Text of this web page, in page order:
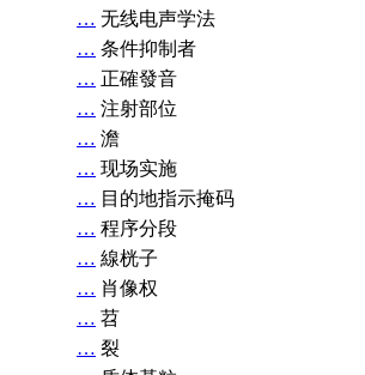
… 无线电声学法
… 条件抑制者
… 正確發音
… 注射部位
… 澹
… 现场实施
… 目的地指示掩码
… 程序分段
… 線桄子
… 肖像权
… 苕
… 裂